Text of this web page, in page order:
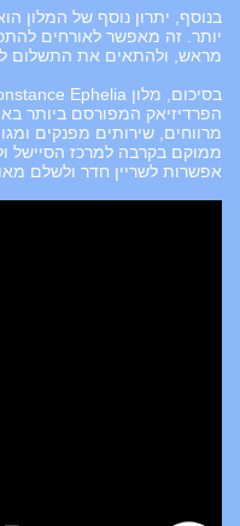
בנוסף, יתרון נוסף של המלון
יותר. זה מאפשר לאורחים
מראש, ולהתאים את התשלום
הפרדיזיאק המפורסם ביותר
מרווחים, שירותים מפנקים
ממוקם בקרבה למרכז הסיישל
אפשרות לשריין חדר ולשלם